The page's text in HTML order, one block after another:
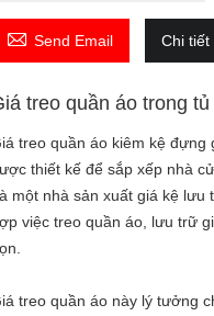
 Send Email Chi tiết
treo quần áo trong
treo quần áo kiêm kệ đựng
thiết kế để sắp xếp nhà
một nhà sản xuất giá kệ
việc treo quần áo, lưu trữ
treo quần áo này lý tưởng